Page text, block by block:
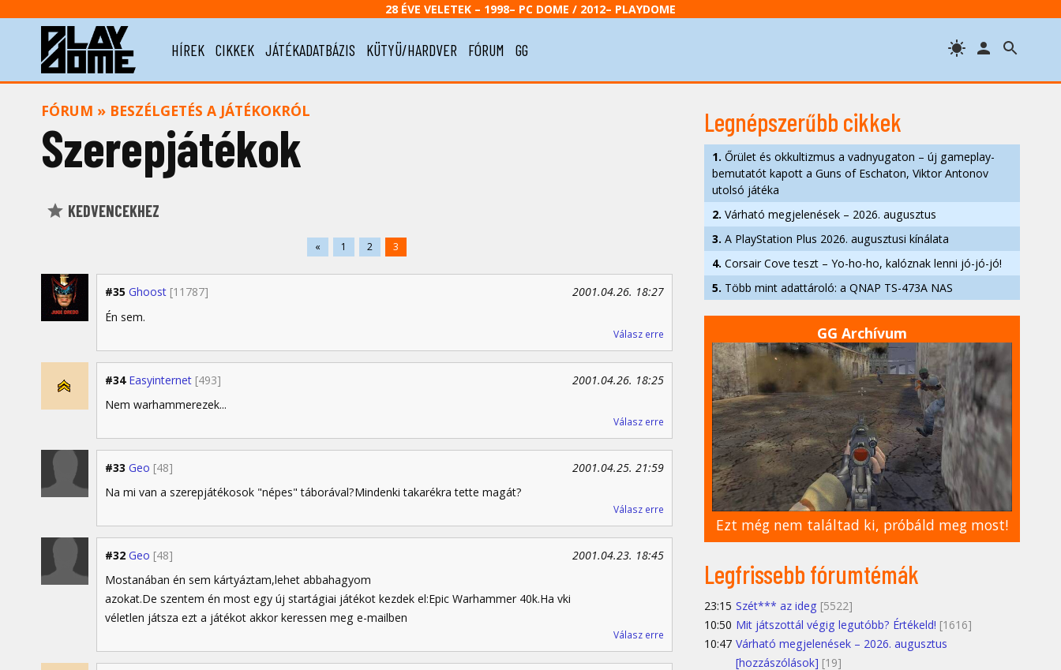
28 ÉVE VELETEK – 1998– PC DOME / 2012– PLAYDOME
HÍREK CIKKEK JÁTÉKADATBÁZIS KÜTYÜ/HARDVER FÓRUM GG
FÓRUM » BESZÉLGETÉS A JÁTÉKOKRÓL
Szerepjátékok
KEDVENCEKHEZ
« 1 2 3
#35 Ghoost [11787]
2001.04.26. 18:27
Én sem.
Válasz erre
#34 Easyinternet [493]
2001.04.26. 18:25
Nem warhammerezek...
Válasz erre
#33 Geo [48]
2001.04.25. 21:59
Na mi van a szerepjátékosok "népes" táborával?Mindenki takarékra tette magát?
Válasz erre
#32 Geo [48]
2001.04.23. 18:45
Mostanában én sem kártyáztam,lehet abbahagyom
azokat.De szentem én most egy új startágiai játékot kezdek el:Epic Warhammer 40k.Ha vki
véletlen játsza ezt a játékot akkor keressen meg e-mailben
Válasz erre
Legnépszerűbb cikkek
1. Őrület és okkultizmus a vadnyugaton – új gameplay-
bemutatót kapott a Guns of Eschaton, Viktor Antonov
utolsó játéka
2. Várható megjelenések – 2026. augusztus
3. A PlayStation Plus 2026. augusztusi kínálata
4. Corsair Cove teszt – Yo-ho-ho, kalóznak lenni jó-jó-jó!
5. Több mint adattároló: a QNAP TS-473A NAS
GG Archívum
Ezt még nem találtad ki, próbáld meg most!
Legfrissebb fórumtémák
23:15 Szét*** az ideg [5522]
10:50 Mit játszottál végig legutóbb? Értékeld! [1616]
10:47 Várható megjelenések – 2026. augusztus
[hozzászólások] [19]